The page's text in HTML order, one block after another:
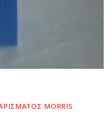
MORRIS